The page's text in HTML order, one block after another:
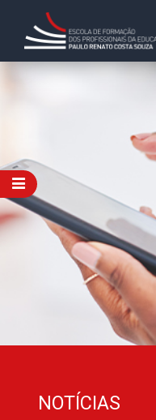
NOTÍCIAS